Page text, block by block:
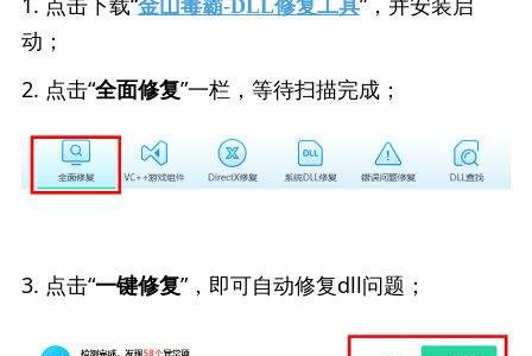
金山毒霸-DLL修复工具
动；
2. 点击“全面修复”一栏，等待扫描完成；
3. 点击“一键修复”，即可自动修复dll问题；